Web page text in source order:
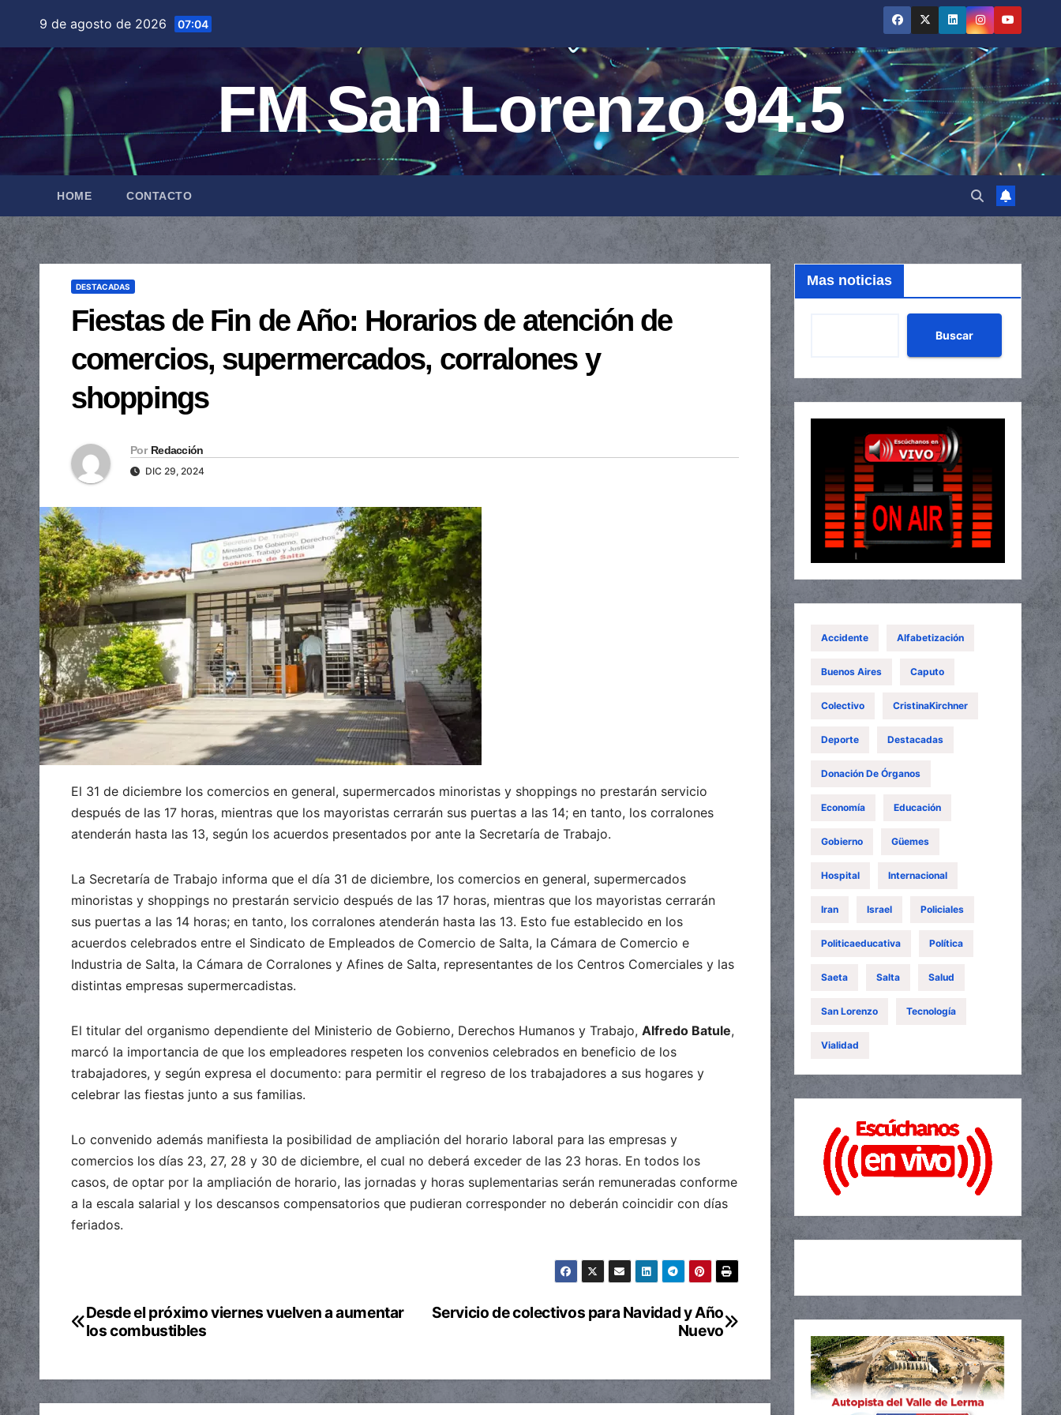
contenido
9 de agosto de 2026 07:04
FM San Lorenzo 94.5
HOME CONTACTO
DESTACADAS
Fiestas de Fin de Año: Horarios de atención de
comercios, supermercados, corralones y
shoppings
Por Redacción
DIC 29, 2024
El 31 de diciembre los comercios en general, supermercados minoristas y shoppings no prestarán servicio
después de las 17 horas, mientras que los mayoristas cerrarán sus puertas a las 14; en tanto, los corralones
atenderán hasta las 13, según los acuerdos presentados por ante la Secretaría de Trabajo.
La Secretaría de Trabajo informa que el día 31 de diciembre, los comercios en general, supermercados
minoristas y shoppings no prestarán servicio después de las 17 horas, mientras que los mayoristas cerrarán
sus puertas a las 14 horas; en tanto, los corralones atenderán hasta las 13. Esto fue establecido en los
acuerdos celebrados entre el Sindicato de Empleados de Comercio de Salta, la Cámara de Comercio e
Industria de Salta, la Cámara de Corralones y Afines de Salta, representantes de los Centros Comerciales y las
distintas empresas supermercadistas.
El titular del organismo dependiente del Ministerio de Gobierno, Derechos Humanos y Trabajo, Alfredo Batule,
marcó la importancia de que los empleadores respeten los convenios celebrados en beneficio de los
trabajadores, y según expresa el documento: para permitir el regreso de los trabajadores a sus hogares y
celebrar las fiestas junto a sus familias.
Lo convenido además manifiesta la posibilidad de ampliación del horario laboral para las empresas y
comercios los días 23, 27, 28 y 30 de diciembre, el cual no deberá exceder de las 23 horas. En todos los
casos, de optar por la ampliación de horario, las jornadas y horas suplementarias serán remuneradas conforme
a la escala salarial y los descansos compensatorios que pudieran corresponder no deberán coincidir con días
feriados.
Navegación
entradas
Servicio de colectivos para Navidad y Año
Nuevo
Desde el próximo viernes vuelven a aumentar
los combustibles
Mas noticias
Buscar
Accidente Alfabetización
Buenos Aires Caputo
Colectivo CristinaKirchner
Deporte Destacadas
Donación De Órganos
Economía Educación
Gobierno Güemes
Hospital Internacional
Iran Israel Policiales
Politicaeducativa Política
Saeta Salta Salud
San Lorenzo Tecnología
Vialidad